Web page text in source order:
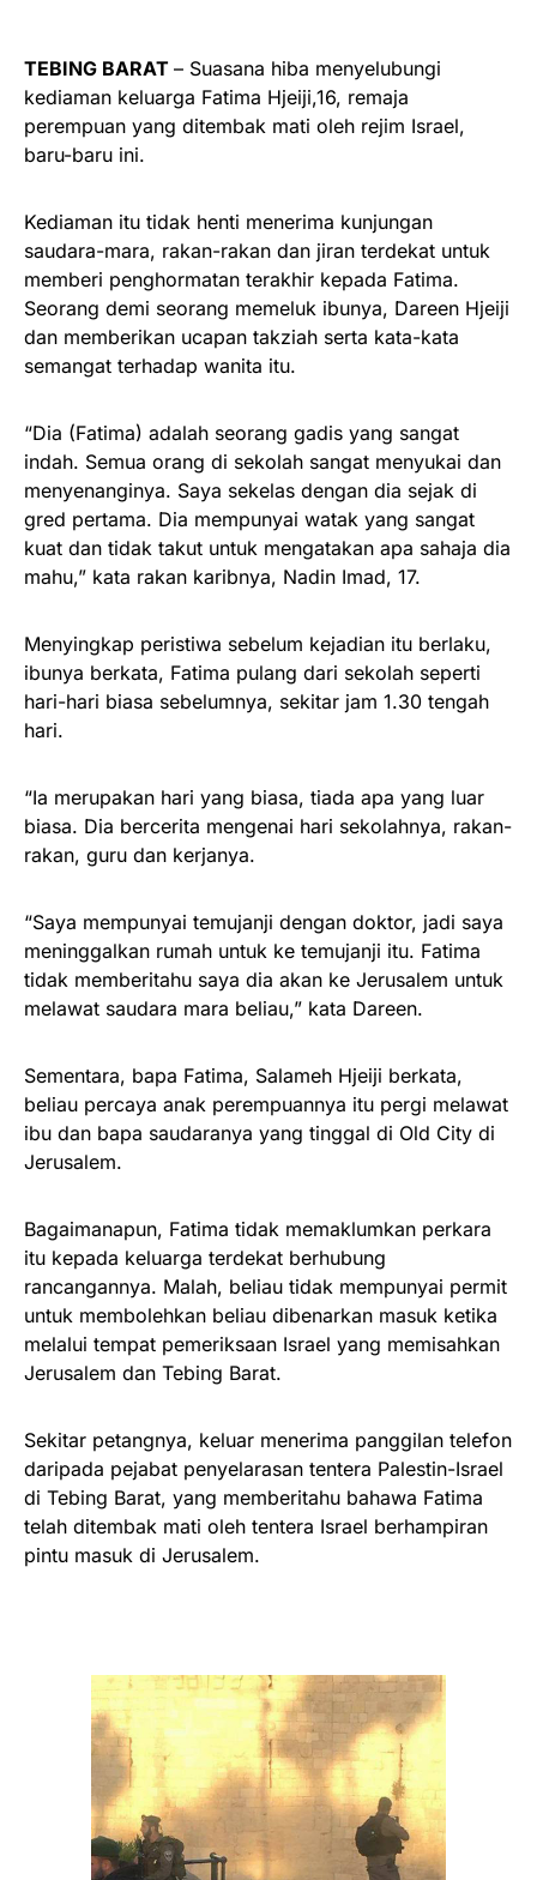
TEBING BARAT – Suasana hiba menyelubungi
kediaman keluarga Fatima Hjeiji,16, remaja
perempuan yang ditembak mati oleh rejim Israel,
baru-baru ini.
Kediaman itu tidak henti menerima kunjungan
saudara-mara, rakan-rakan dan jiran terdekat untuk
memberi penghormatan terakhir kepada Fatima.
Seorang demi seorang memeluk ibunya, Dareen Hjeiji
dan memberikan ucapan takziah serta kata-kata
semangat terhadap wanita itu.
“Dia (Fatima) adalah seorang gadis yang sangat
indah. Semua orang di sekolah sangat menyukai dan
menyenanginya. Saya sekelas dengan dia sejak di
gred pertama. Dia mempunyai watak yang sangat
kuat dan tidak takut untuk mengatakan apa sahaja dia
mahu,” kata rakan karibnya, Nadin Imad, 17.
Menyingkap peristiwa sebelum kejadian itu berlaku,
ibunya berkata, Fatima pulang dari sekolah seperti
hari-hari biasa sebelumnya, sekitar jam 1.30 tengah
hari.
“Ia merupakan hari yang biasa, tiada apa yang luar
biasa. Dia bercerita mengenai hari sekolahnya, rakan-
rakan, guru dan kerjanya.
“Saya mempunyai temujanji dengan doktor, jadi saya
meninggalkan rumah untuk ke temujanji itu. Fatima
tidak memberitahu saya dia akan ke Jerusalem untuk
melawat saudara mara beliau,” kata Dareen.
Sementara, bapa Fatima, Salameh Hjeiji berkata,
beliau percaya anak perempuannya itu pergi melawat
ibu dan bapa saudaranya yang tinggal di Old City di
Jerusalem.
Bagaimanapun, Fatima tidak memaklumkan perkara
itu kepada keluarga terdekat berhubung
rancangannya. Malah, beliau tidak mempunyai permit
untuk membolehkan beliau dibenarkan masuk ketika
melalui tempat pemeriksaan Israel yang memisahkan
Jerusalem dan Tebing Barat.
Sekitar petangnya, keluar menerima panggilan telefon
daripada pejabat penyelarasan tentera Palestin-Israel
di Tebing Barat, yang memberitahu bahawa Fatima
telah ditembak mati oleh tentera Israel berhampiran
pintu masuk di Jerusalem.